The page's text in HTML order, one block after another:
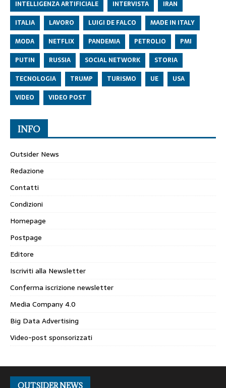
INTELLIGENZA ARTIFICIALE INTERVISTA
IRAN
ITALIA
LAVORO LUIGI DE FALCO
MADE IN ITALY
MODA
NETFLIX PANDEMIA PETROLIO
PMI
PUTIN
RUSSIA SOCIAL NETWORK
STORIA
TECNOLOGIA
TRUMP TURISMO UE
USA
VIDEO
VIDEO POST
INFO
Outsider News
Redazione
Contatti
Condizioni
Homepage
Postpage
Editore
Iscriviti alla Newsletter
Conferma iscrizione newsletter
Media Company 4.0
Big Data Advertising
Video-post sponsorizzati
OUTSIDER NEWS